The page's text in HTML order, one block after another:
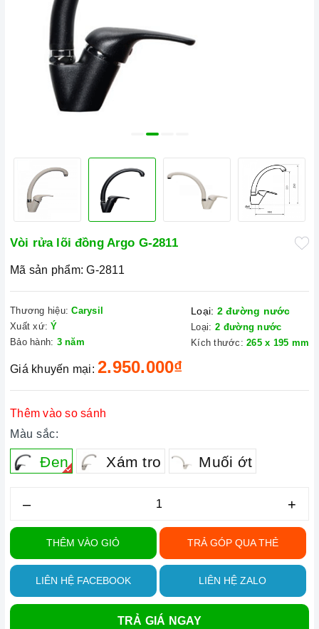
Vòi rửa lõi đồng Argo G-2811
Mã sản phẩm: G-2811
Thương hiệu: Carysil
Xuất xứ: Ý
Bảo hành: 3 năm
Loại: 2 đường nước
Loại: 2 đường nước
Kích thước: 265 x 195 mm
Giá khuyến mại: 2.950.000₫
Thêm vào so sánh
Màu sắc:
Đen Xám tro Muối ớt
– +
THÊM VÀO GIỎ TRẢ GÓP QUA THẺ
LIÊN HỆ FACEBOOK LIÊN HỆ ZALO
TRẢ GIÁ NGAY